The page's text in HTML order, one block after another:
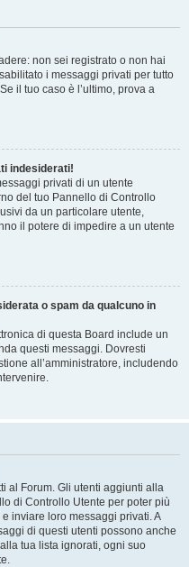
non sei registrato o non hai
i messaggi privati per tutto
il tuo caso è l’ultimo, prova a
indesiderati!
privati ​​di un utente
del tuo Pannello di Controllo
da un particolare utente,
il potere di impedire a un utente
o spam da qualcuno in
di questa Board include un
questi messaggi. Dovresti
all’amministratore, includendo
al Forum. Gli utenti aggiunti alla
di Controllo Utente per poter più
inviare loro messaggi privati. A
di questi utenti possono anche
tua lista ignorati, ogni suo